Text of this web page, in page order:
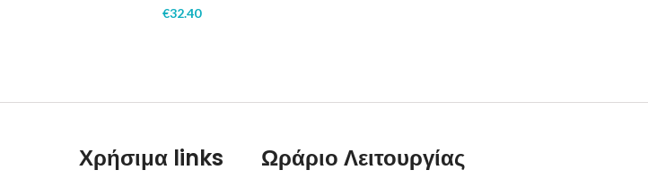
€32.40
Χρήσιμα links Ωράριο Λειτουργίας